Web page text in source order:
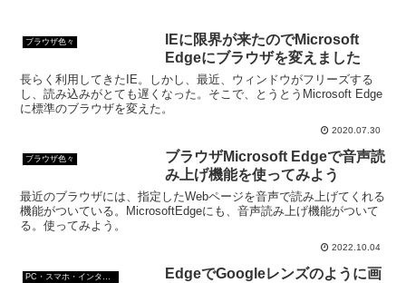
ブラウザ色々
IEに限界が来たのでMicrosoft
Edgeにブラウザを変えました
長らく利用してきたIE。しかし、最近、ウィンドウがフリーズする
し、読み込みがとても遅くなった。そこで、とうとうMicrosoft Edge
に標準のブラウザを変えた。
2020.07.30
ブラウザ色々
ブラウザMicrosoft Edgeで音声読
み上げ機能を使ってみよう
最近のブラウザには、指定したWebページを音声で読み上げてくれる
機能がついている。MicrosoftEdgeにも、音声読み上げ機能がついて
る。使ってみよう。
2022.10.04
EdgeでGoogleレンズのように画